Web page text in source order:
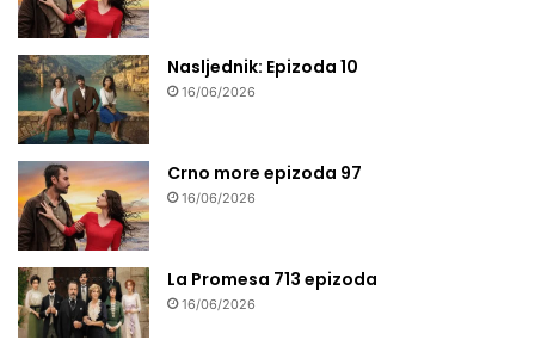
Nasljednik: Epizoda 10
16/06/2026
Crno more epizoda 97
16/06/2026
La Promesa 713 epizoda
16/06/2026